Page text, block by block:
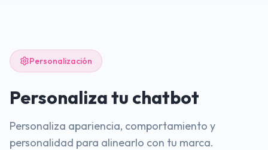
Personalización
Personaliza tu chatbot
Personaliza apariencia, comportamiento y
personalidad para alinearlo con tu marca.